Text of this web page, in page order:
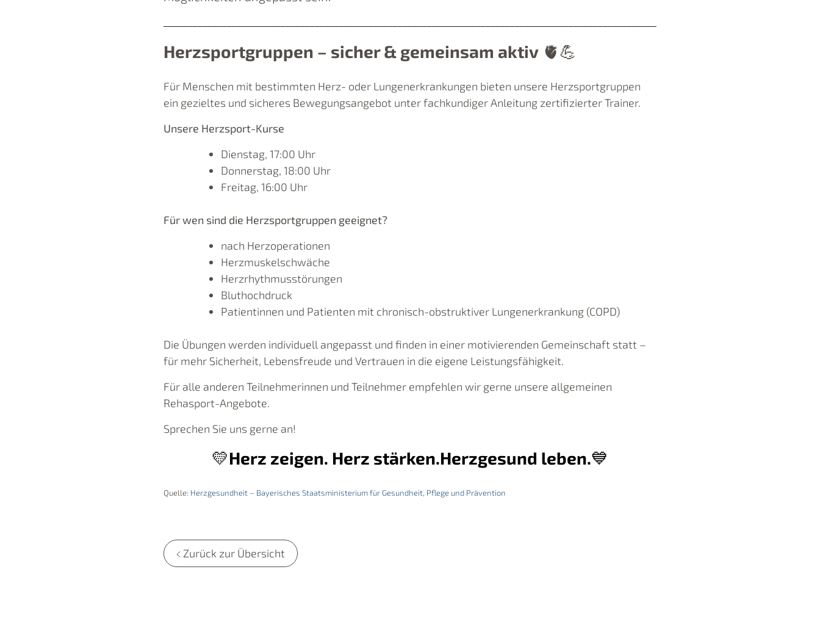
Herzsportgruppen – sicher & gemeinsam aktiv 🫀💪
Für Menschen mit bestimmten Herz- oder Lungenerkrankungen bieten unsere Herzsportgruppen
ein gezieltes und sicheres Bewegungsangebot unter fachkundiger Anleitung zertifizierter Trainer.
Unsere Herzsport-Kurse
Dienstag, 17:00 Uhr
Donnerstag, 18:00 Uhr
Freitag, 16:00 Uhr
Für wen sind die Herzsportgruppen geeignet?
nach Herzoperationen
Herzmuskelschwäche
Herzrhythmusstörungen
Bluthochdruck
Patientinnen und Patienten mit chronisch-obstruktiver Lungenerkrankung (COPD)
Die Übungen werden individuell angepasst und finden in einer motivierenden Gemeinschaft statt –
für mehr Sicherheit, Lebensfreude und Vertrauen in die eigene Leistungsfähigkeit.
Für alle anderen Teilnehmerinnen und Teilnehmer empfehlen wir gerne unsere allgemeinen
Rehasport-Angebote.
Sprechen Sie uns gerne an!
💛Herz zeigen. Herz stärken.Herzgesund leben.💙
Quelle: Herzgesundheit – Bayerisches Staatsministerium für Gesundheit, Pflege und Prävention
Zurück zur Übersicht